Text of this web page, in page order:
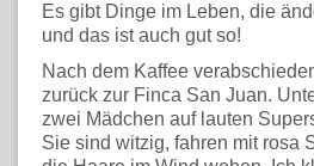
Es gibt Dinge im Leben, die
und das ist auch gut so!
Nach dem Kaffee
zurück zur Finca San Juan.
zwei Mädchen auf lauten
Sie sind witzig, fahren mit rosa